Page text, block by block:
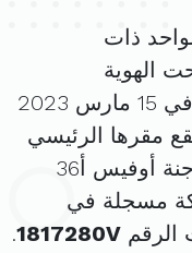
ذات
الهوية
. تم تأسيسها في 15 مارس 2023
مقرها الرئيسي
في نهج محمد بدرة عمارة قرطاجنة أوفيس أ36
مسجلة في
1817280V
.